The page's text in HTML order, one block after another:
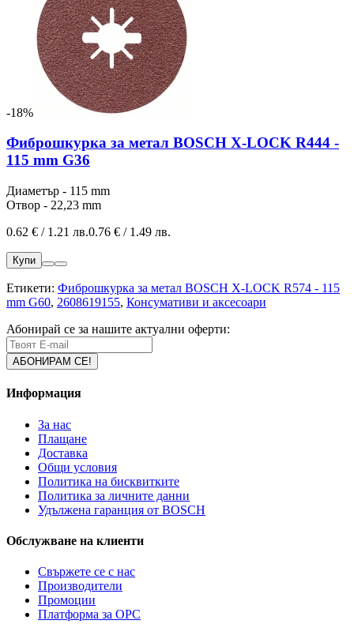
-18%
Фиброшкурка за метал BOSCH X-LOCK R444 -
115 mm G36
Диаметър - 115 mm
Отвор - 22,23 mm
0.62 € / 1.21 лв.0.76 € / 1.49 лв.
Купи
Етикети: Фиброшкурка за метал BOSCH X-LOCK R574 - 115
mm G60, 2608619155, Консумативи и аксесоари
Абонирай се за нашите актуални оферти:
Информация
За нас
Плащане
Доставка
Общи условия
Политика на бисквитките
Политика за личните данни
Удължена гаранция от BOSCH
Обслужване на клиенти
Свържете се с нас
Производители
Промоции
Платформа за ОРС